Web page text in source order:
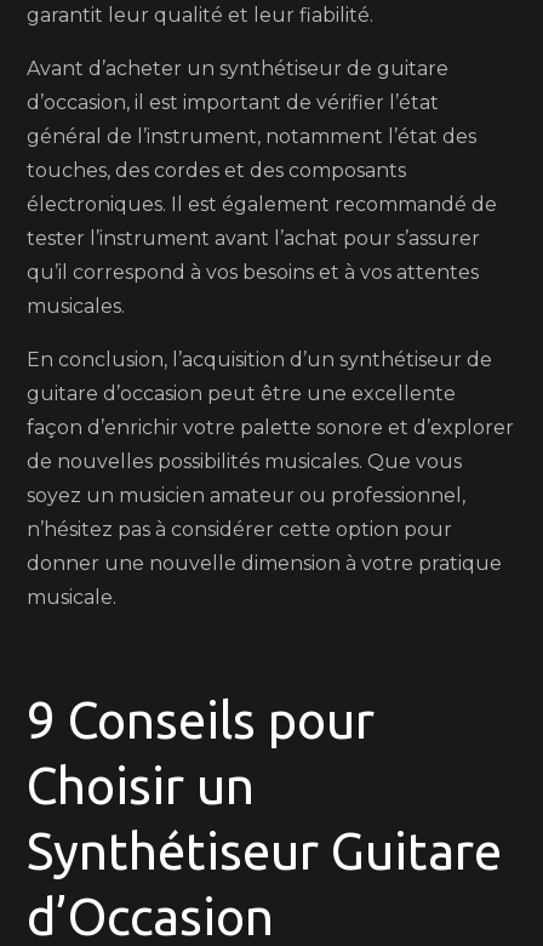
garantit leur qualité et leur fiabilité.
Avant d’acheter un synthétiseur de guitare
d’occasion, il est important de vérifier l’état
général de l’instrument, notamment l’état des
touches, des cordes et des composants
électroniques. Il est également recommandé de
tester l’instrument avant l’achat pour s’assurer
qu’il correspond à vos besoins et à vos attentes
musicales.
En conclusion, l’acquisition d’un synthétiseur de
guitare d’occasion peut être une excellente
façon d’enrichir votre palette sonore et d’explorer
de nouvelles possibilités musicales. Que vous
soyez un musicien amateur ou professionnel,
n’hésitez pas à considérer cette option pour
donner une nouvelle dimension à votre pratique
musicale.
9 Conseils pour
Choisir un
Synthétiseur Guitare
d’Occasion